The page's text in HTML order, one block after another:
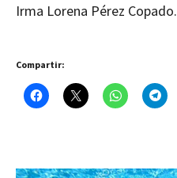
Irma Lorena Pérez Copado.
Compartir: